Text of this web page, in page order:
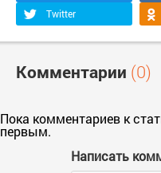
Twitter
Комментарии (0)
Пока комментариев к
первым.
Написать